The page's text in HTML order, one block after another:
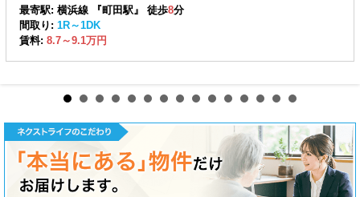
最寄駅: 横浜線 『町田駅』 徒歩8分
間取り: 1R～1DK
賃料: 8.7～9.1万円